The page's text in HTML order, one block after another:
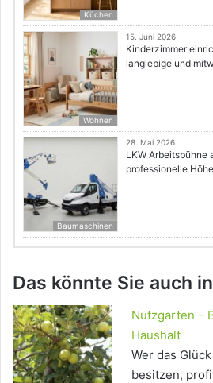
Küchen
Wohnen
15. Juni 2026
Kinderzimmer
langlebige und
Baumaschinen
28. Mai 2026
LKW Arbeitsbühne
professionelle
Das könnte Sie auch
Nutzgarten –
Haushalt
Wer das
besitzen,